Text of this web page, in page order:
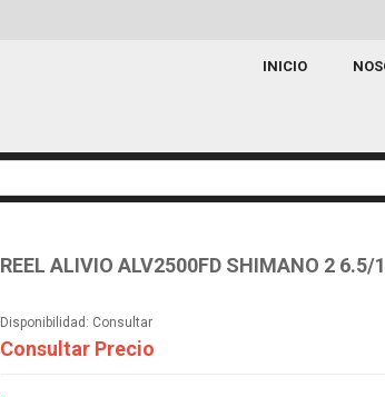
INICIO
REEL ALIVIO ALV2500FD SHIMANO 2 6.5/
Disponibilidad: Consultar
Consultar Precio